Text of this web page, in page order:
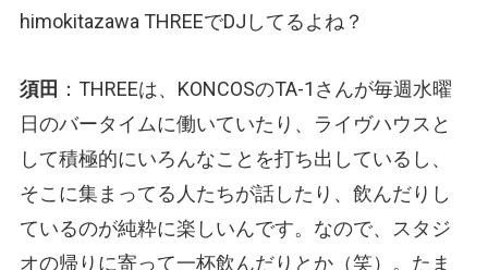
himokitazawa THREEでDJしてるよね？
須田 ：THREEは、KONCOSのTA-1さんが毎週水曜
日のバータイムに働いていたり、ライヴハウスと
して積極的にいろんなことを打ち出しているし、
そこに集まってる人たちが話したり、飲んだりし
ているのが純粋に楽しいんです。なので、スタジ
オの帰りに寄って一杯飲んだりとか（笑）。たま